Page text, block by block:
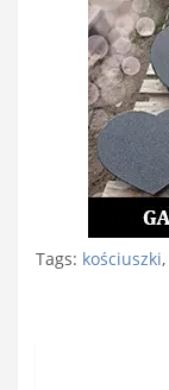
Tags: kościuszki,